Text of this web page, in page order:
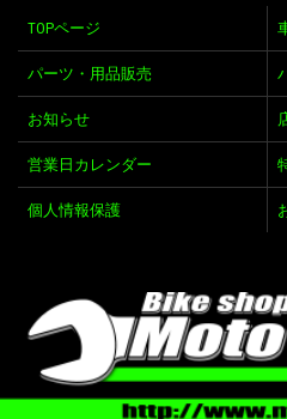
TOPページ
パーツ・用品販売
お知らせ
営業日カレンダー
個人情報保護